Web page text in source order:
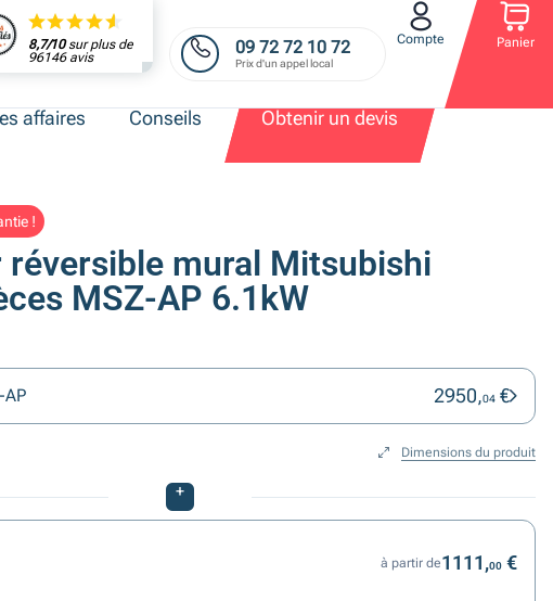
8,7/10sur plus de
96146 avis
09 72 72 10 72
Prix d'un appel local
Compte Panier
affaires Conseils Obtenir un devis
!
réversible mural Mitsubishi
MSZ-AP 6.1kW
AP 2950,04 €
Dimensions du produit
+
à partir de1111,00 €